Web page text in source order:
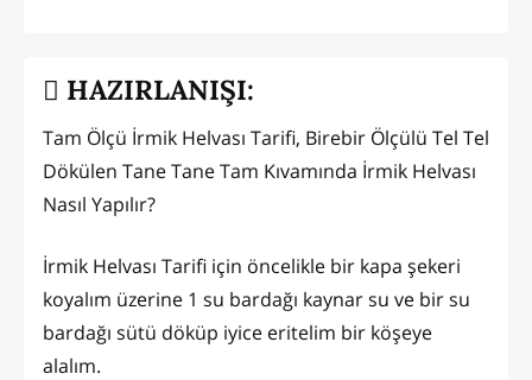
HAZIRLANIŞI:
Tam Ölçü İrmik Helvası Tarifi, Birebir Ölçülü Tel Tel
Dökülen Tane Tane Tam Kıvamında İrmik Helvası
Nasıl Yapılır?
İrmik Helvası Tarifi için öncelikle bir kapa şekeri
koyalım üzerine 1 su bardağı kaynar su ve bir su
bardağı sütü döküp iyice eritelim bir köşeye
alalım.